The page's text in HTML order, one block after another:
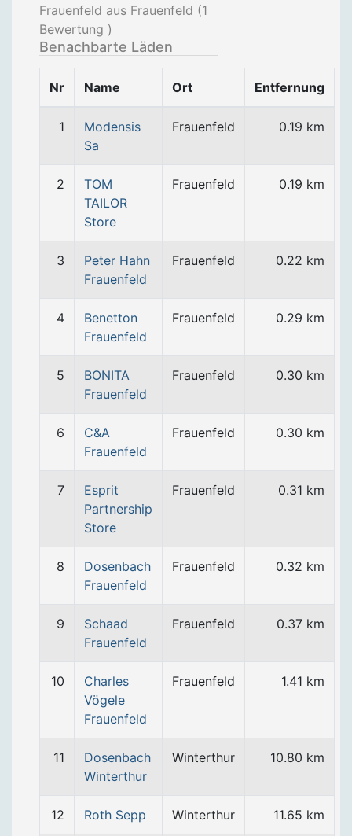
Frauenfeld aus Frauenfeld (1
Bewertung )
Benachbarte Läden
Nr Name Ort Entfernung
1
Modensis
Sa
Frauenfeld 0.19 km
2
TOM
TAILOR
Store
Frauenfeld 0.19 km
3
Peter Hahn
Frauenfeld
Frauenfeld 0.22 km
4
Benetton
Frauenfeld
Frauenfeld 0.29 km
5
BONITA
Frauenfeld
Frauenfeld 0.30 km
6
C&A
Frauenfeld
Frauenfeld 0.30 km
7
Esprit
Partnership
Store
Frauenfeld 0.31 km
8
Dosenbach
Frauenfeld
Frauenfeld 0.32 km
9
Schaad
Frauenfeld
Frauenfeld 0.37 km
10
Charles
Vögele
Frauenfeld
Frauenfeld 1.41 km
11
Dosenbach
Winterthur
Winterthur 10.80 km
12 Roth Sepp Winterthur 11.65 km